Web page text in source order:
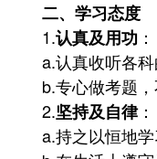
二、学习态度
1.认真及用功 ：
a.认真收听各
b.专心做考题
2.坚持及自律：
a.持之以恒地